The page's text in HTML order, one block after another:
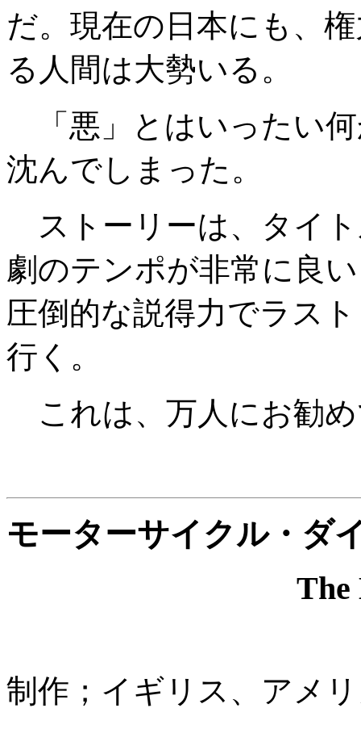
だ。現在の日本にも、
る人間は大勢いる。
「悪」とはいったい
沈んでしまった。
ストーリーは、タイ
劇のテンポが非常に良
圧倒的な説得力でラス
行く。
これは、万人にお勧
モーターサイクル・ダ
The
制作；イギリス、アメ